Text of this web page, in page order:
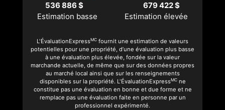
536 886 $
679 422 $
Estimation basse
Estimation élevée
L'ÉvaluationExpressMC fournit une estimation de valeurs
potentielles pour une propriété, d’une évaluation plus basse
à une évaluation plus élevée, fondée sur la valeur
marchande actuelle, de même que sur des données propres
au marché local ainsi que sur les renseignements
disponibles sur la propriété. L'ÉvaluationExpressMCne
constitue pas une évaluation en bonne et due forme et ne
remplace pas une évaluation faite en personne par un
professionnel expérimenté.